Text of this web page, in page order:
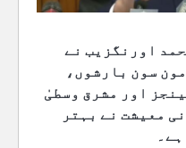
اورنگزیب نے
سون بارشوں،
اور مشرق وسطیٰ
معیشت نے بہتر